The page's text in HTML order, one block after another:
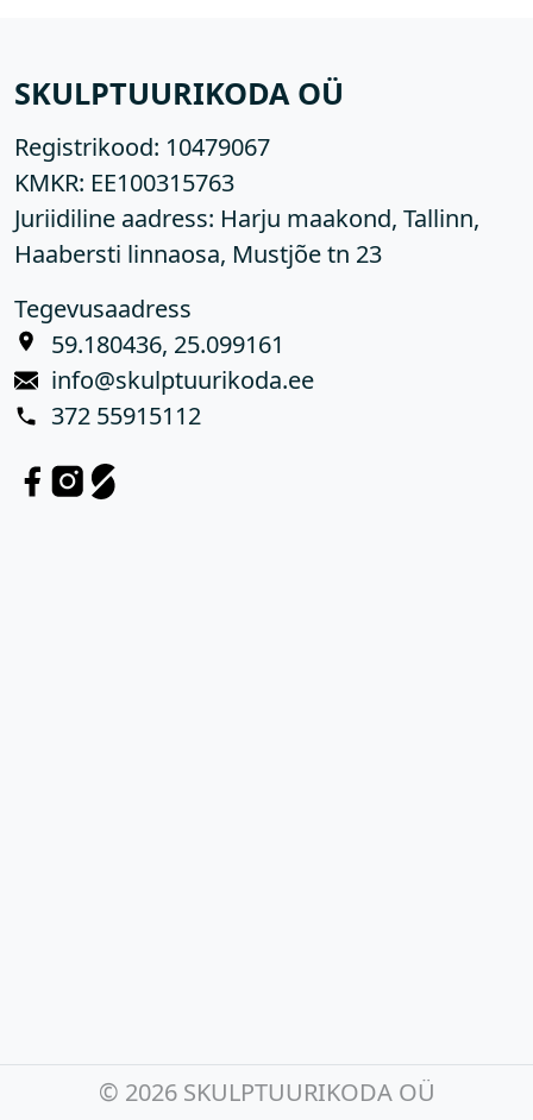
SKULPTUURIKODA OÜ
Registrikood: 10479067
KMKR: EE100315763
Juriidiline aadress: Harju maakond, Tallinn,
Haabersti linnaosa, Mustjõe tn 23
Tegevusaadress
59.180436, 25.099161
info@skulptuurikoda.ee
372 55915112
© 2026 SKULPTUURIKODA OÜ